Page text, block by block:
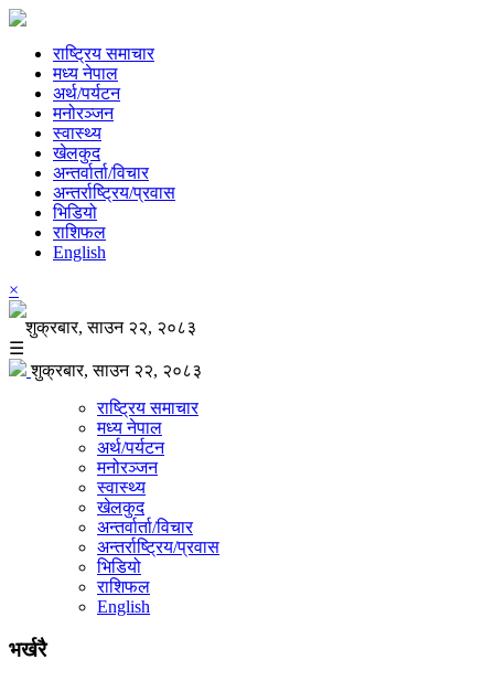
राष्ट्रिय समाचार
मध्य नेपाल
अर्थ/पर्यटन
मनोरञ्जन
स्वास्थ्य
खेलकुद
अन्तर्वार्ता/विचार
अन्तर्राष्ट्रिय/प्रवास
भिडियो
राशिफल
English
×
शुक्रबार, साउन २२, २०८३
☰
शुक्रबार, साउन २२, २०८३
राष्ट्रिय समाचार
मध्य नेपाल
अर्थ/पर्यटन
मनोरञ्जन
स्वास्थ्य
खेलकुद
अन्तर्वार्ता/विचार
अन्तर्राष्ट्रिय/प्रवास
भिडियो
राशिफल
English
भर्खरै